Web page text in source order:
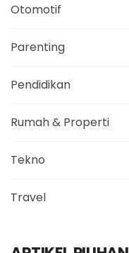
Otomotif
Parenting
Pendidikan
Rumah & Properti
Tekno
Travel